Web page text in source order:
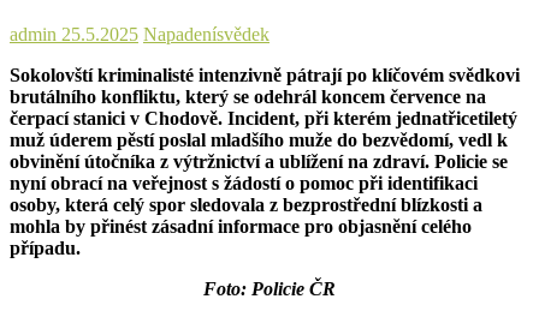
admin 25.5.2025 Napadenísvědek
Sokolovští kriminalisté intenzivně pátrají po klíčovém svědkovi
brutálního konfliktu, který se odehrál koncem července na
čerpací stanici v Chodově. Incident, při kterém jednatřicetiletý
muž úderem pěstí poslal mladšího muže do bezvědomí, vedl k
obvinění útočníka z výtržnictví a ublížení na zdraví. Policie se
nyní obrací na veřejnost s žádostí o pomoc při identifikaci
osoby, která celý spor sledovala z bezprostřední blízkosti a
mohla by přinést zásadní informace pro objasnění celého
případu.
Foto: Policie ČR